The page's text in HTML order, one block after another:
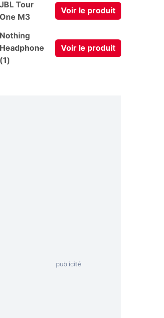
JBL Tour
One M3
Voir le produit
Nothing
Headphone
(1)
Voir le produit